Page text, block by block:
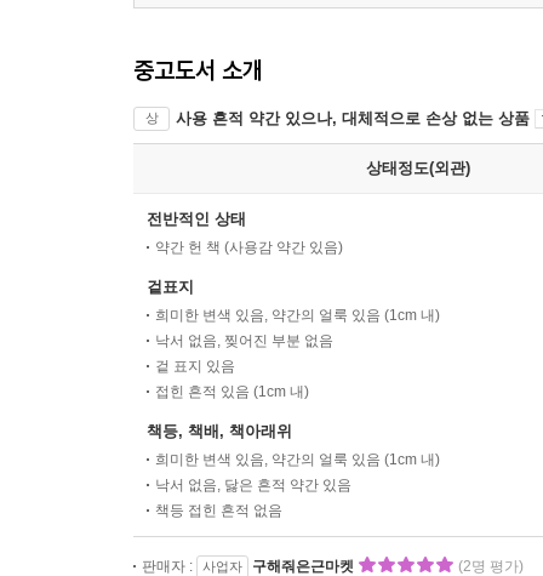
중고도서 소개
상 사용 흔적 약간 있으나, 대체적으로 손상 없는 상품
상태정도(외관)
전반적인 상태
약간 헌 책 (사용감 약간 있음)
겉표지
희미한 변색 있음, 약간의 얼룩 있음 (1cm 내)
낙서 없음, 찢어진 부분 없음
겉 표지 있음
접힌 흔적 있음 (1cm 내)
책등, 책배, 책아래위
희미한 변색 있음, 약간의 얼룩 있음 (1cm 내)
낙서 없음, 닳은 흔적 약간 있음
책등 접힌 흔적 없음
판매자 : 사업자 구해줘은근마켓 (2명 평가)